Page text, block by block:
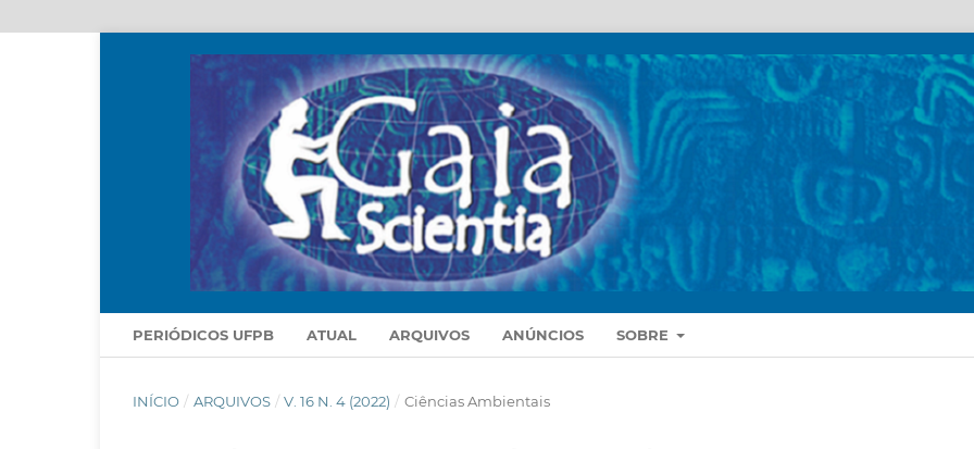
PERIÓDICOS UFPB ATUAL ARQUIVOS ANÚNCIOS SOBRE
INÍCIO / ARQUIVOS / V. 16 N. 4 (2022) / Ciências Ambientais